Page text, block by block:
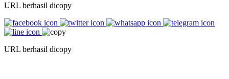
URL berhasil dicopy
URL berhasil dicopy